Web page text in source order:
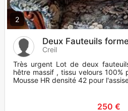
2
Deux Fauteuils
Creil
Très urgent Lot de deux
hêtre massif , tissu velours 100%
Mousse HR densité 42 pour
250 €